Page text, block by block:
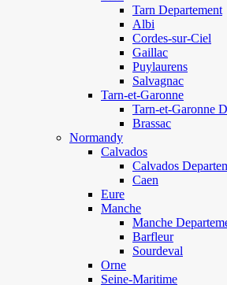
Tarn Departement
Albi
Cordes-sur-Ciel
Gaillac
Puylaurens
Salvagnac
Tarn-et-Garonne
Tarn-et-Garonne
Brassac
Normandy
Calvados
Calvados
Caen
Eure
Manche
Manche
Barfleur
Sourdeval
Orne
Seine-Maritime